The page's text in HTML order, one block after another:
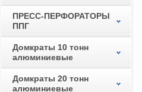
ПРЕСС-ПЕРФОРАТОРЫ
ППГ
Домкраты 10 тонн
алюминиевые
Домкраты 20 тонн
алюминиевые